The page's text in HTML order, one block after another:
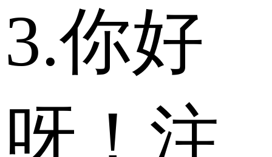
3.你好
呀！注